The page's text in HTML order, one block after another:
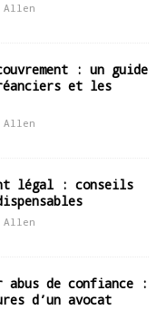
Allen
: un guide
et les
Allen
légal : conseils
Allen
de confiance :
d’un avocat